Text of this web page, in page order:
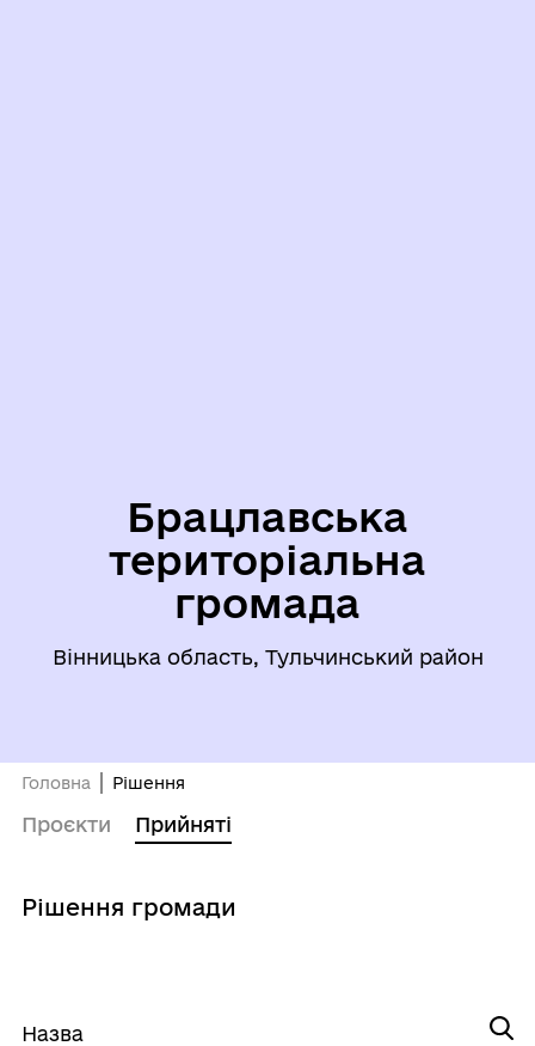
Брацлавська
територіальна
громада
Вінницька область, Тульчинський район
Головна Рішення
Проєкти Прийняті
Рішення громади
Назва